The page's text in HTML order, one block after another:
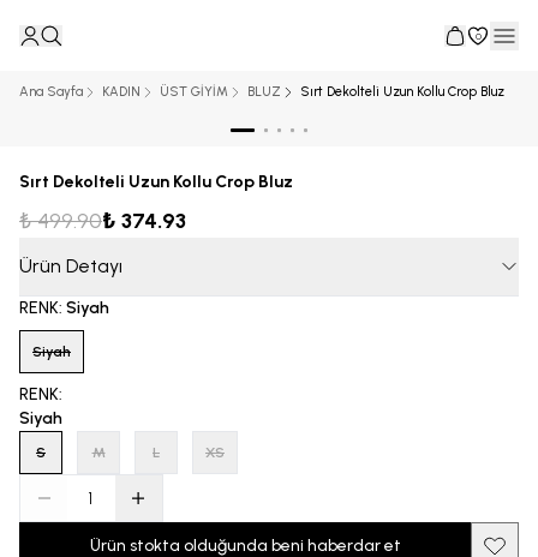
0
Ana Sayfa KADIN ÜST GİYİM BLUZ Sırt Dekolteli Uzun Kollu Crop Bluz
Sırt Dekolteli Uzun Kollu Crop Bluz
₺ 499.90₺ 374.93
Ürün Detayı
RENK: Siyah
Siyah
RENK:
Siyah
S M L XS
Ürün stokta olduğunda beni haberdar et